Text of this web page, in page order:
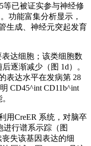
等已被证实参与神经修
功能富集分析显示，
生成、神经元突起发育
表达细胞；该类细胞数
逐渐减少（图 1d）。
表达水平在发病第 28
CD45^int CD11b^int
用CreER 系统，对脑卒
进行谱系示踪（图
失该基因表达的细